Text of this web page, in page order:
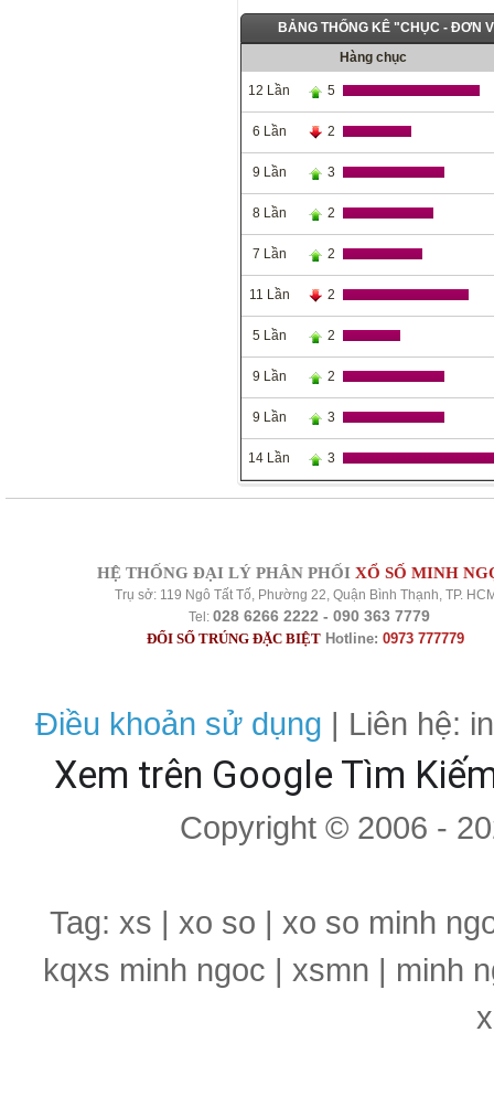
BẢNG THỐNG KÊ "CHỤC - ĐƠN
Hàng chục
12 Lần 5
6 Lần 2
9 Lần 3
8 Lần 2
7 Lần 2
11 Lần 2
5 Lần 2
9 Lần 2
9 Lần 3
14 Lần 3
HỆ THỐNG ĐẠI LÝ PHÂN PHỐI XỔ SỐ MINH
Trụ sở: 119 Ngô Tất Tố, Phường 22, Quận Bình Thạnh, TP.
Tel: 028 6266 2222 - 090 363 7779
ĐỔI SỐ TRÚNG ĐẶC BIỆT Hotline: 0973 777779
Điều khoản sử dụng | Liên hệ:
Xem trên Google Tìm
Copyright © 2006 -
Tag: xs | xo so | xo so minh
kqxs minh ngoc | xsmn | minh